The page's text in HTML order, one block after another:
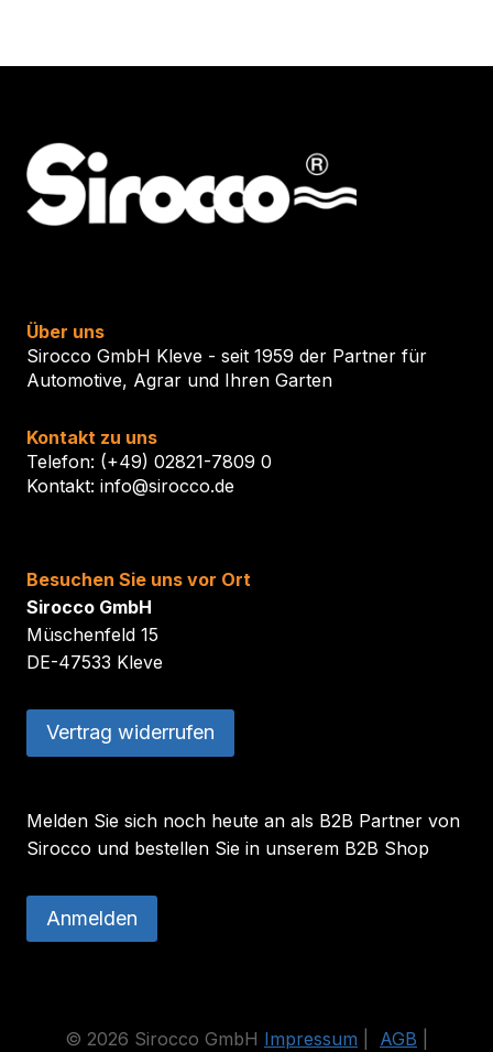
Über uns
Sirocco GmbH Kleve - seit 1959 der Partner für
Automotive, Agrar und Ihren Garten
Kontakt zu uns
Telefon: (+49) 02821-7809 0
Kontakt: info@sirocco.de
Besuchen Sie uns vor Ort
Sirocco GmbH
Müschenfeld 15
DE-47533 Kleve
Vertrag widerrufen
Melden Sie sich noch heute an als B2B Partner von
Sirocco und bestellen Sie in unserem B2B Shop
Anmelden
© 2026 Sirocco GmbH Impressum AGB